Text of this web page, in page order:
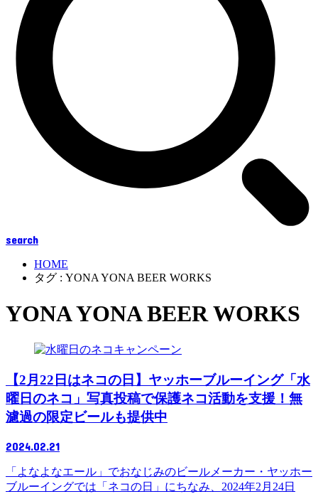
search
HOME
タグ : YONA YONA BEER WORKS
YONA YONA BEER WORKS
キャンペーン
【2月22日はネコの日】ヤッホーブルーイング「水
曜日のネコ」写真投稿で保護ネコ活動を支援！無
濾過の限定ビールも提供中
2024.02.21
「よなよなエール」でおなじみのビールメーカー・ヤッホー
ブルーイングでは「ネコの日」にちなみ、2024年2月24日